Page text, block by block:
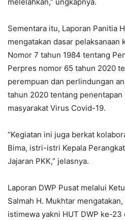
melelahkan,” ungkapnya.
Sementara itu, Laporan Panitia
mengatakan dasar pelaksanaan
Nomor 7 tahun 1984 tentang
Perpres nomor 65 tahun 2020
perempuan dan perlindungan
tahun 2020 tentang penentapan
masyarakat Virus Covid-19.
“Kegiatan ini juga berkat
Bima, istri-istri Kepala
Jajaran PKK,” jelasnya.
Laporan DWP Pusat melalui
Salmah H. Mukhtar
istimewa yakni HUT DWP ke-